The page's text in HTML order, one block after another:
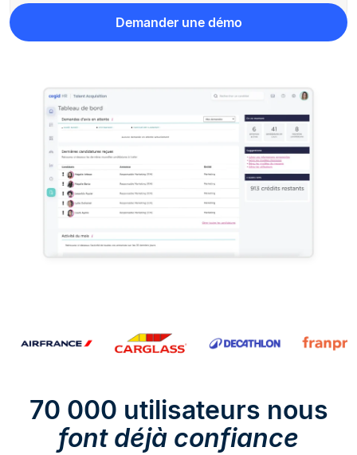
Demander une démo
70 000 utilisateurs nous
font déjà confiance